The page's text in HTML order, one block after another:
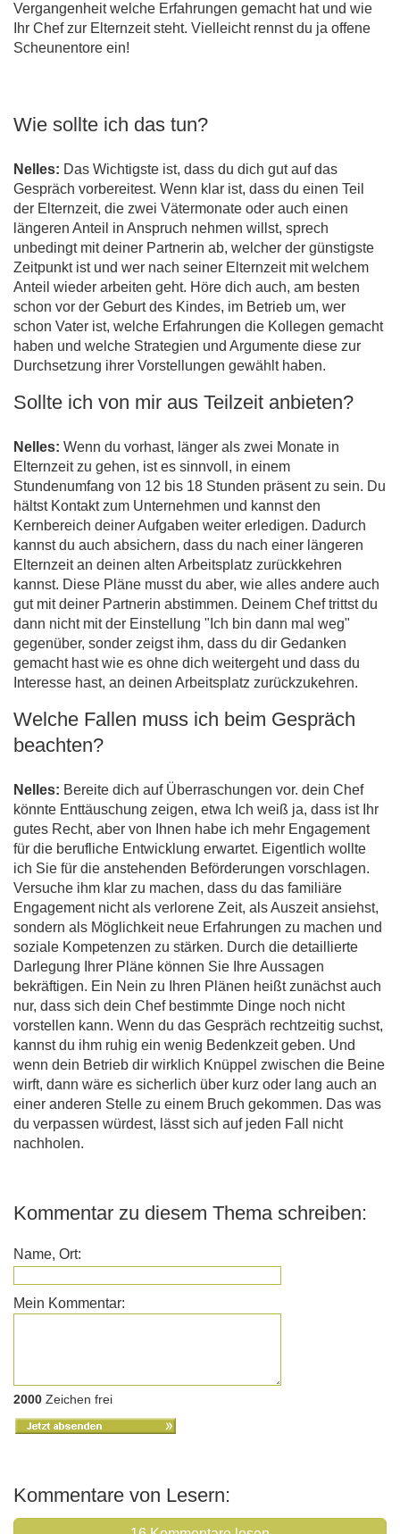
Vergangenheit welche Erfahrungen gemacht hat und wie
Ihr Chef zur Elternzeit steht. Vielleicht rennst du ja offene
Scheunentore ein!
Wie sollte ich das tun?
Nelles: Das Wichtigste ist, dass du dich gut auf das
Gespräch vorbereitest. Wenn klar ist, dass du einen Teil
der Elternzeit, die zwei Vätermonate oder auch einen
längeren Anteil in Anspruch nehmen willst, sprech
unbedingt mit deiner Partnerin ab, welcher der günstigste
Zeitpunkt ist und wer nach seiner Elternzeit mit welchem
Anteil wieder arbeiten geht. Höre dich auch, am besten
schon vor der Geburt des Kindes, im Betrieb um, wer
schon Vater ist, welche Erfahrungen die Kollegen gemacht
haben und welche Strategien und Argumente diese zur
Durchsetzung ihrer Vorstellungen gewählt haben.
Sollte ich von mir aus Teilzeit anbieten?
Nelles: Wenn du vorhast, länger als zwei Monate in
Elternzeit zu gehen, ist es sinnvoll, in einem
Stundenumfang von 12 bis 18 Stunden präsent zu sein. Du
hältst Kontakt zum Unternehmen und kannst den
Kernbereich deiner Aufgaben weiter erledigen. Dadurch
kannst du auch absichern, dass du nach einer längeren
Elternzeit an deinen alten Arbeitsplatz zurückkehren
kannst. Diese Pläne musst du aber, wie alles andere auch
gut mit deiner Partnerin abstimmen. Deinem Chef trittst du
dann nicht mit der Einstellung "Ich bin dann mal weg"
gegenüber, sonder zeigst ihm, dass du dir Gedanken
gemacht hast wie es ohne dich weitergeht und dass du
Interesse hast, an deinen Arbeitsplatz zurückzukehren.
Welche Fallen muss ich beim Gespräch
beachten?
Nelles: Bereite dich auf Überraschungen vor. dein Chef
könnte Enttäuschung zeigen, etwa Ich weiß ja, dass ist Ihr
gutes Recht, aber von Ihnen habe ich mehr Engagement
für die berufliche Entwicklung erwartet. Eigentlich wollte
ich Sie für die anstehenden Beförderungen vorschlagen.
Versuche ihm klar zu machen, dass du das familiäre
Engagement nicht als verlorene Zeit, als Auszeit ansiehst,
sondern als Möglichkeit neue Erfahrungen zu machen und
soziale Kompetenzen zu stärken. Durch die detaillierte
Darlegung Ihrer Pläne können Sie Ihre Aussagen
bekräftigen. Ein Nein zu Ihren Plänen heißt zunächst auch
nur, dass sich dein Chef bestimmte Dinge noch nicht
vorstellen kann. Wenn du das Gespräch rechtzeitig suchst,
kannst du ihm ruhig ein wenig Bedenkzeit geben. Und
wenn dein Betrieb dir wirklich Knüppel zwischen die Beine
wirft, dann wäre es sicherlich über kurz oder lang auch an
einer anderen Stelle zu einem Bruch gekommen. Das was
du verpassen würdest, lässt sich auf jeden Fall nicht
nachholen.
Kommentar zu diesem Thema schreiben:
Name, Ort:
Mein Kommentar:
2000 Zeichen frei
Kommentare von Lesern: